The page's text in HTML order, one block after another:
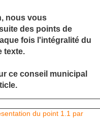
nous vous
des points de
fois l'intégralité du
texte.
ce conseil municipal
du point 1.1 par